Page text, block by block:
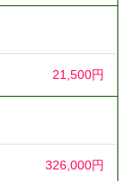
21,500円
326,000円